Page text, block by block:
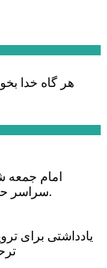
هر گاه خدا
امام جمعه
سراسر حماسه خونخواهی و مرگ بر آمریکا و اسرائیل بود.
یادداشتی برای